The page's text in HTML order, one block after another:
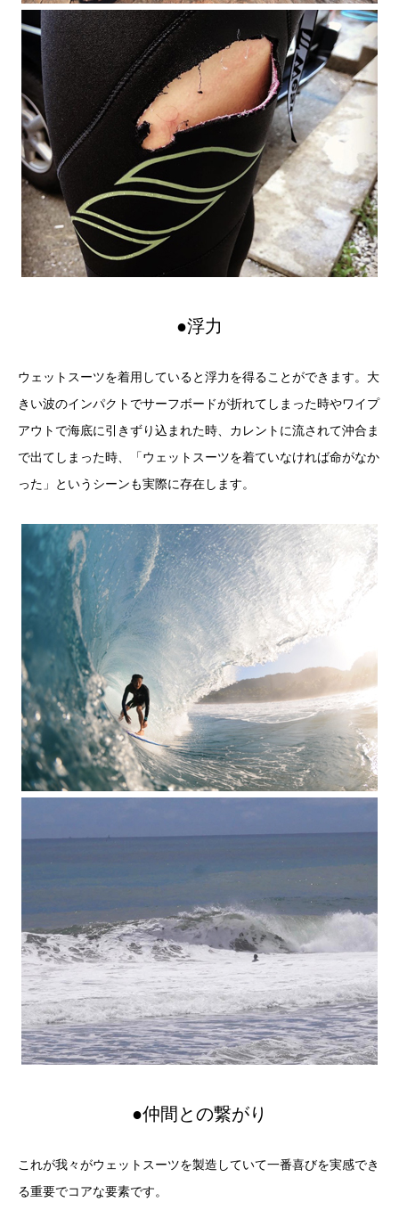
●浮力
ウェットスーツを着用していると浮力を得ることができます。大
きい波のインパクトでサーフボードが折れてしまった時やワイプ
アウトで海底に引きずり込まれた時、カレントに流されて沖合ま
で出てしまった時、「ウェットスーツを着ていなければ命がなか
った」というシーンも実際に存在します。
●仲間との繋がり
これが我々がウェットスーツを製造していて一番喜びを実感でき
る重要でコアな要素です。